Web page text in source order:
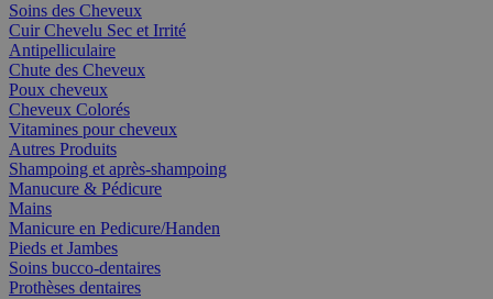
Soins des Cheveux
Cuir Chevelu Sec et Irrité
Antipelliculaire
Chute des Cheveux
Poux cheveux
Cheveux Colorés
Vitamines pour cheveux
Autres Produits
Shampoing et après-shampoing
Manucure & Pédicure
Mains
Manicure en Pedicure/Handen
Pieds et Jambes
Soins bucco-dentaires
Prothèses dentaires